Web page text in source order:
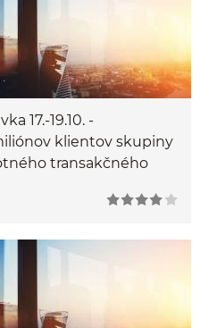
17.-19.10. -
klientov skupiny
transakčného